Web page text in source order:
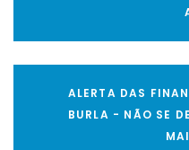
ALERTA DAS
BURLA - NÃO SE